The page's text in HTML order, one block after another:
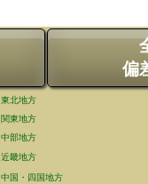
偏
東北地方
関東地方
中部地方
近畿地方
中国・四国地方